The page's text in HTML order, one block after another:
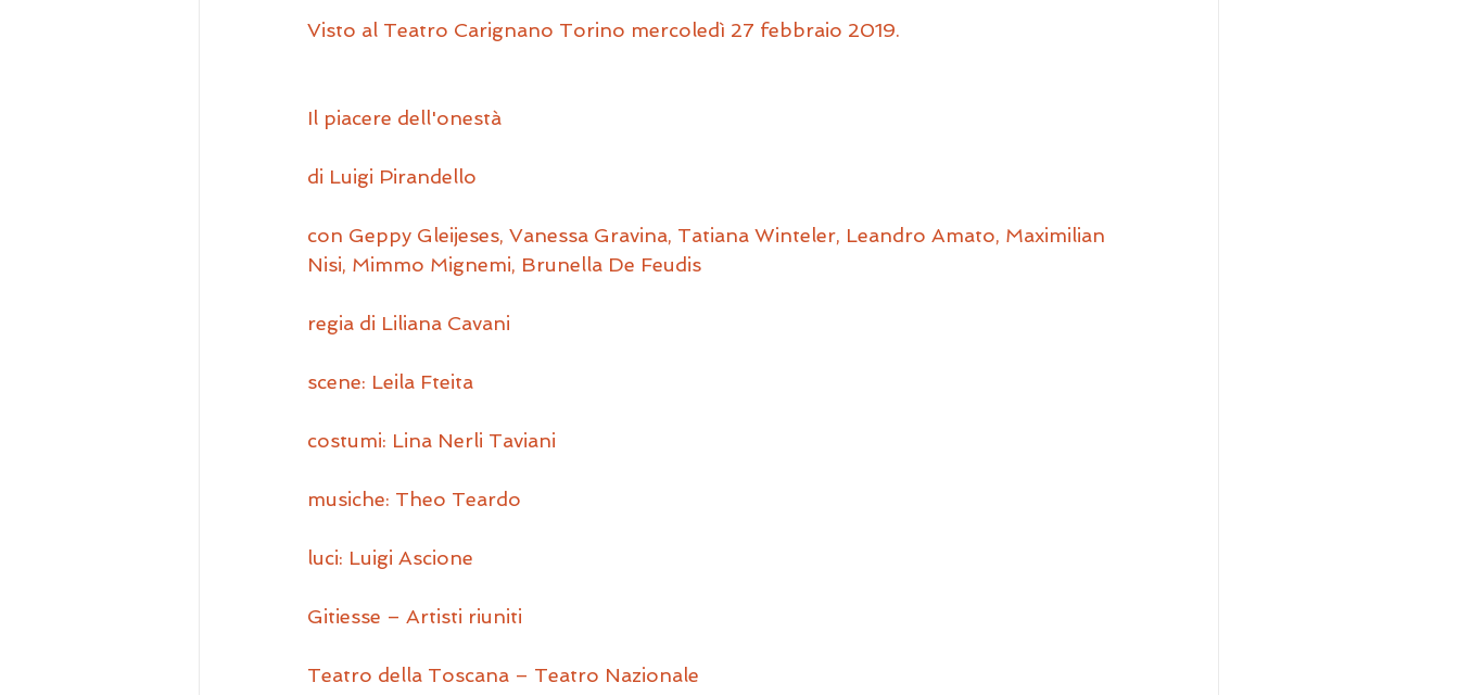
Visto al Teatro Carignano Torino mercoledì 27 febbraio 2019.
Il piacere dell'onestà
di Luigi Pirandello
con Geppy Gleijeses, Vanessa Gravina, Tatiana Winteler, Leandro Amato, Maximilian
Nisi, Mimmo Mignemi, Brunella De Feudis
regia di Liliana Cavani
scene: Leila Fteita
costumi: Lina Nerli Taviani
musiche: Theo Teardo
luci: Luigi Ascione
Gitiesse – Artisti riuniti
Teatro della Toscana – Teatro Nazionale